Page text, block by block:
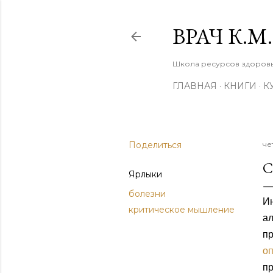
ВРАЧ
Школа ресурсов
ГЛАВНАЯ КНИГИ
Поделиться
Ярлыки
болезни
критическое мышление